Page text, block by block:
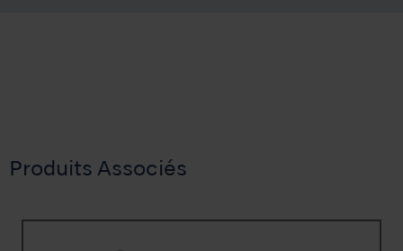
Produits Associés